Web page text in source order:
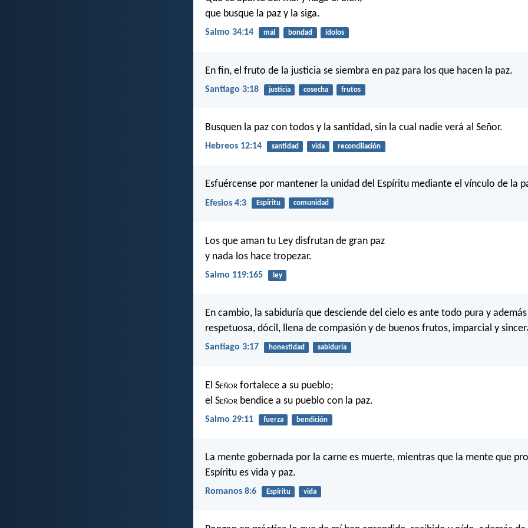
que busque la paz y la siga.
Salmo 34:14 mal bondad ídolos
En fin, el fruto de la justicia se siembra en paz para los que hacen la paz.
Santiago 3:18 justicia cosecha frutos
Busquen la paz con todos y la santidad, sin la cual nadie verá al Señor.
Hebreos 12:14 santidad vida reconciliación
Esfuércense por mantener la unidad del Espíritu mediante el vínculo de la
Efesios 4:3 Espíritu comunidad
Los que aman tu Ley disfrutan de gran paz
y nada los hace tropezar.
Salmo 119:165 ley
En cambio, la sabiduría que desciende del cielo es ante todo pura y
respetuosa, dócil, llena de compasión y de buenos frutos, imparcial y
Santiago 3:17 honestidad sabiduría
El Señor fortalece a su pueblo;
el Señor bendice a su pueblo con la paz.
Salmo 29:11 fuerza bendición
La mente gobernada por la carne es muerte, mientras que la mente que
Espíritu es vida y paz.
Romanos 8:6 Espíritu vida